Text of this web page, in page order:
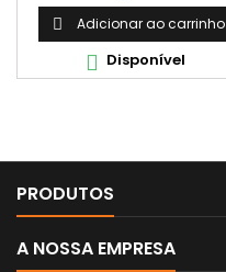
 Adicionar ao carrinho
 Disponível
PRODUTOS
A NOSSA EMPRESA